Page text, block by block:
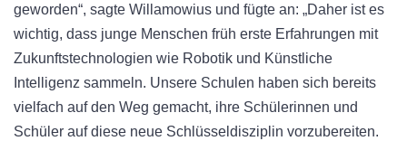
geworden“, sagte Willamowius und fügte an: „Daher ist es
wichtig, dass junge Menschen früh erste Erfahrungen mit
Zukunftstechnologien wie Robotik und Künstliche
Intelligenz sammeln. Unsere Schulen haben sich bereits
vielfach auf den Weg gemacht, ihre Schülerinnen und
Schüler auf diese neue Schlüsseldisziplin vorzubereiten.